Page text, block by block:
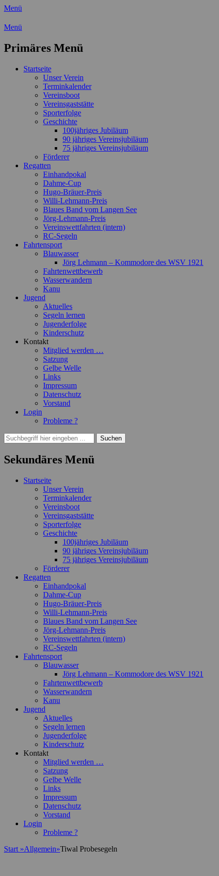
Menü
Wassersport-Verein 1921 e.V.
Freizeit mit der ganzen Familie
Menü
Primäres Menü
Zum
Startseite
Unser Verein
Terminkalender
Vereinsboot
Vereinsgaststätte
Sporterfolge
Geschichte
100jähriges Jubiläum
90 jähriges Vereinsjubiläum
75 jähriges Vereinsjubiläum
Förderer
Regatten
Einhandpokal
Dahme-Cup
Hugo-Bräuer-Preis
Willi-Lehmann-Preis
Blaues Band vom Langen See
Jörg-Lehmann-Preis
Vereinswettfahrten (intern)
RC-Segeln
Fahrtensport
Blauwasser
Jörg Lehmann – Kommodore des WSV 1921
Fahrtenwettbewerb
Wasserwandern
Kanu
Jugend
Aktuelles
Segeln lernen
Jugenderfolge
Kinderschutz
Kontakt
Mitglied werden …
Satzung
Gelbe Welle
Links
Impressum
Datenschutz
Vorstand
Login
Probleme ?
Suchen
Suchen
nach:
Sekundäres Menü
Zum
Startseite
Unser Verein
Terminkalender
Vereinsboot
Vereinsgaststätte
Sporterfolge
Geschichte
100jähriges Jubiläum
90 jähriges Vereinsjubiläum
75 jähriges Vereinsjubiläum
Förderer
Regatten
Einhandpokal
Dahme-Cup
Hugo-Bräuer-Preis
Willi-Lehmann-Preis
Blaues Band vom Langen See
Jörg-Lehmann-Preis
Vereinswettfahrten (intern)
RC-Segeln
Fahrtensport
Blauwasser
Jörg Lehmann – Kommodore des WSV 1921
Fahrtenwettbewerb
Wasserwandern
Kanu
Jugend
Aktuelles
Segeln lernen
Jugenderfolge
Kinderschutz
Kontakt
Mitglied werden …
Satzung
Gelbe Welle
Links
Impressum
Datenschutz
Vorstand
Login
Probleme ?
Start »Allgemein»Tiwal Probesegeln